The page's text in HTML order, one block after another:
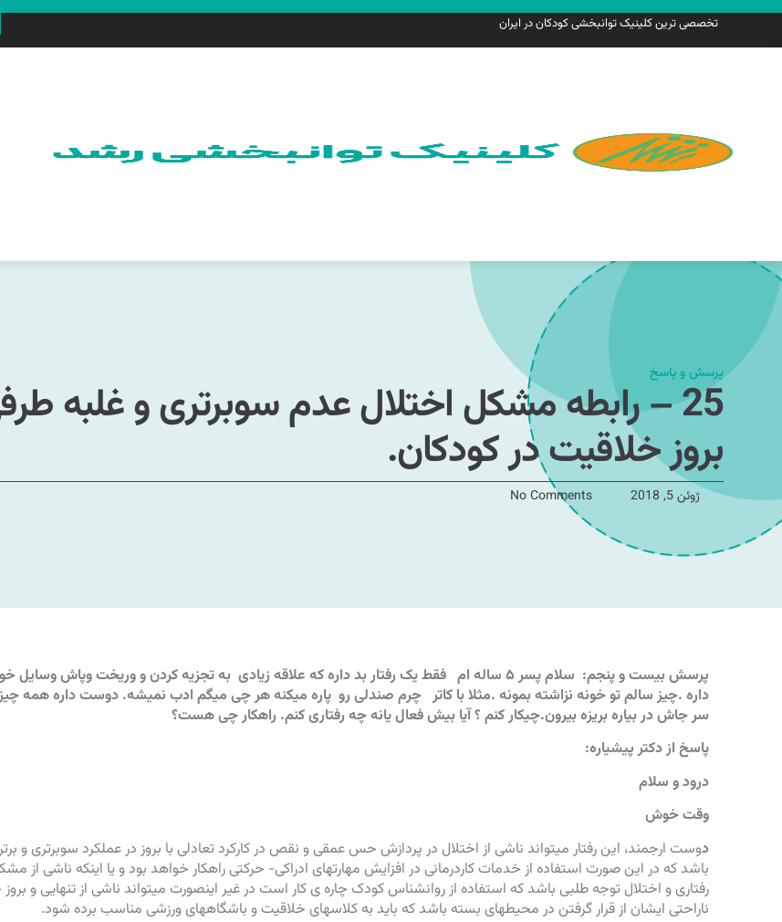
تخصصی ترین کلینیک توانبخشی کودکان در ایران
پرسش و پاسخ
25 – رابطه مشکل اختلال عدم سوبرتری و غلبه
بروز خلاقیت در ‏کودکان.
ژوئن 5, 2018 No Comments
پرسش بیست و پنجم: سلام پسر ۵ ساله ام فقط یک رفتار بد داره که علاقه زیادی به تجزیه کردن و وریخت وپاش وسایل
داره .چیز ‏سالم تو خونه نزاشته بمونه .مثلا با کاتر چرم صندلی رو پاره میکنه هر چی میگم ادب نمیشه. دوست داره همه چیز
‏سر جاش در بیاره بریزه بیرون.چیکار کنم ؟ آیا بیش فعال یانه چه رفتاری کنم. راهکار چی هست؟
پاسخ از دکتر پیشیاره:
درود و سلام
وقت خوش
دوست ارجمند، این رفتار میتواند ناشی از اختلال در پردازش حس عمقی و نقص در کارکرد تعادلی با بروز در عملکرد سوبرتری و
باشد که در این صورت استفاده از خدمات کاردرمانی در افزایش مهارتهای ادراکی- حرکتی راهکار خواهد بود و یا اینکه ‏ناشی از
رفتاری و اختلال توجه طلبی باشد که استفاده از روانشناس کودک چاره ی کار است در غیر اینصورت ‏میتواند ناشی از تنهایی و
ناراحتی ایشان از قرار گرفتن در محیطهای بسته باشد که باید به کلاسهای خلاقیت و ‏باشگاههای ورزشی مناسب برده شود. ‏